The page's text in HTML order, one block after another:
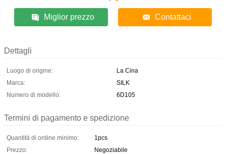
Miglior prezzo Contattaci
Dettagli
Luogo di origine:
La Cina
Marca:
SILK
Numero di modello:
6D105
Termini di pagamento e spedizione
Quantità di ordine minimo:
1pcs
Prezzo:
Negoziabile